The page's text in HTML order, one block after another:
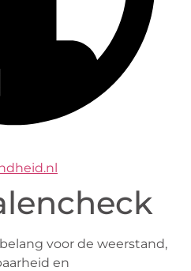
voor de weerstand,
en